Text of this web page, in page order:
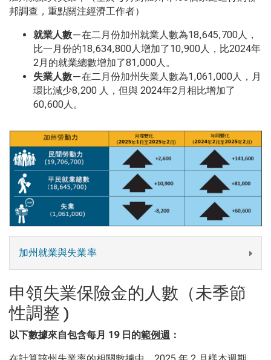
邦調查，重點關注經濟工作者）
就業人數—在二月份加州就業人數為18,645,700 人，
比一月份的18,634,800 人增加了10,900 人，比2024年
2 月的就業總數增加了81,000 人。
失業人數—在二月份加州失業人數為1,061,000 人，月
環比減少8,200 人，但與 2024年2 月相比增加了
60,600 人。
加州就業與失業率
申領失業保險金的人數（未季節
性調整 )
以下數據來自包含每月 19 日的範例週 ：